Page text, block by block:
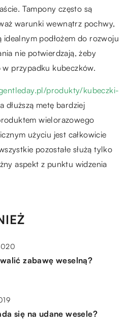
Tampony często są
warunki wewnątrz pochwy,
idealnym podłożem do rozwoju
nie potwierdzają, żeby
w przypadku kubeczków.
produkty/kubeczki-
dłuższą metę bardziej
wielorazowego
użyciu jest całkowicie
pozostałe służą tylko
aspekt z punktu widzenia
zabawę weselną?
się na udane wesele?